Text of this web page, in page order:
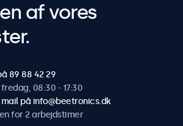
af vores
89 88 42 29
08:30 - 17:30
mail på info@beetronics.dk
for 2 arbejdstimer